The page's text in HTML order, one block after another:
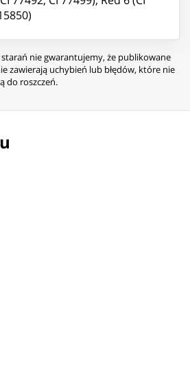
nie gwarantujemy, że publikowane
zawierają uchybień lub błędów, które nie
do roszczeń.